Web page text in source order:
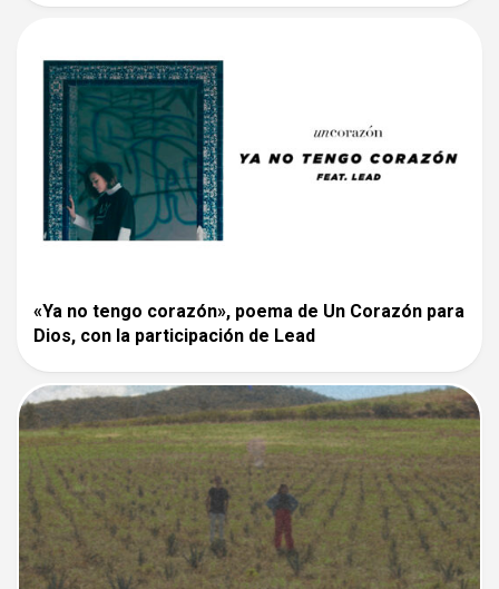
«Ya no tengo corazón», poema de Un Corazón para
Dios, con la participación de Lead